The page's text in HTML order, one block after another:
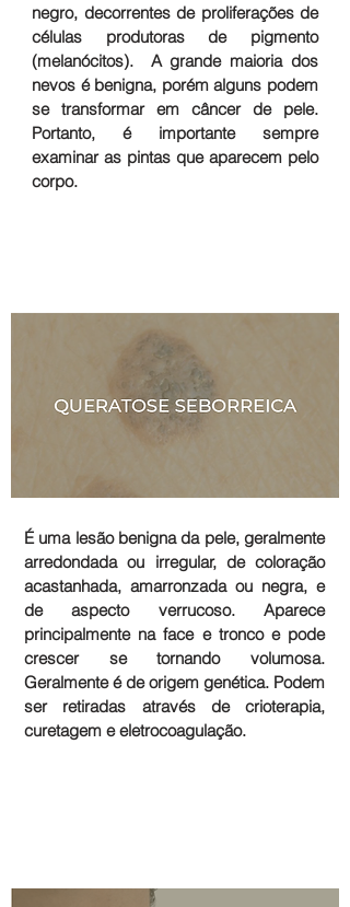
negro, decorrentes de proliferações de
células produtoras de pigmento
(melanócitos). A grande maioria dos
nevos é benigna, porém alguns podem
se transformar em câncer de pele.
Portanto, é importante sempre
examinar as pintas que aparecem pelo
corpo.
É uma lesão benigna da pele, geralmente
arredondada ou irregular, de coloração
acastanhada, amarronzada ou negra, e
de aspecto verrucoso. Aparece
principalmente na face e tronco e pode
crescer se tornando volumosa.
Geralmente é de origem genética. Podem
ser retiradas através de crioterapia,
curetagem e eletrocoagulação.